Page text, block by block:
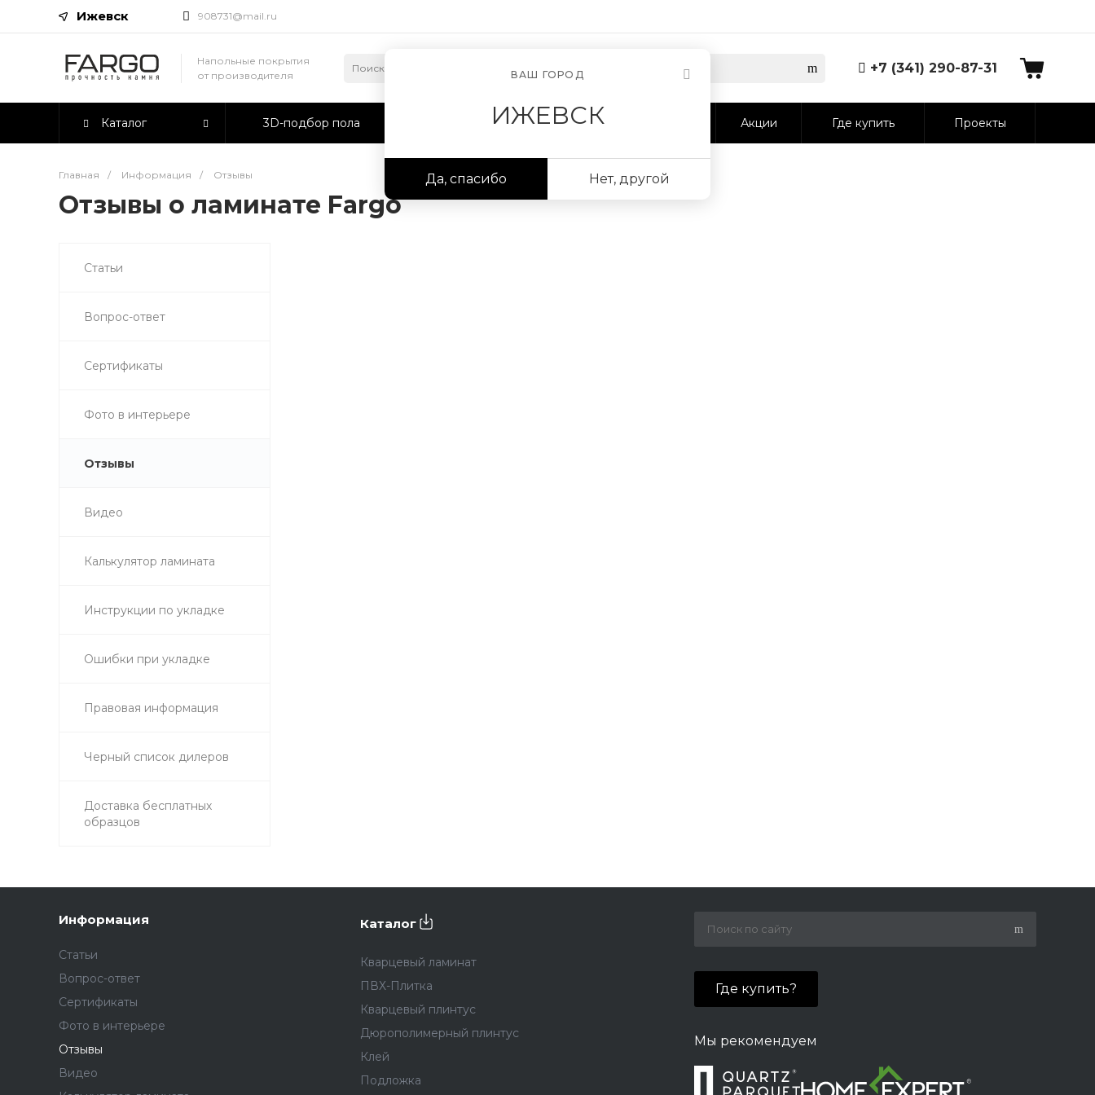
Ижевск
ВАШ ГОРОД
ИЖЕВСК
Да, спасибо Нет, другой
908731@mail.ru
Напольные покрытия
от производителя
+7 (341) 290-87-31
Каталог 3D-подбор пола Сотрудничество Акции Где купить Проекты
Главная / Информация / Отзывы
Отзывы о ламинате Fargo
Статьи
Вопрос-ответ
Сертификаты
Фото в интерьере
Отзывы
Видео
Калькулятор ламината
Инструкции по укладке
Ошибки при укладке
Правовая информация
Черный список дилеров
Доставка бесплатных
образцов
Информация
Статьи
Вопрос-ответ
Сертификаты
Фото в интерьере
Отзывы
Видео
Каталог
Кварцевый ламинат
ПВХ-Плитка
Кварцевый плинтус
Дюрополимерный плинтус
Клей
Подложка
Где купить?
Мы рекомендуем